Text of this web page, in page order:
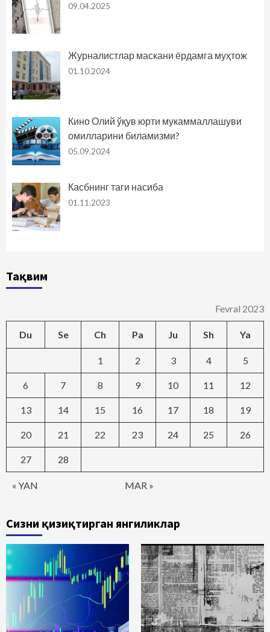
09.04.2025
Журналистлар маскани ёрдамга муҳтож
01.10.2024
Кино Олий ўқув юрти мукаммаллашуви
омилларини биламизми?
05.09.2024
Касбнинг таги насиба
01.11.2023
Тақвим
Fevral 2023
Du Se Ch Pa Ju Sh Ya
« YAN MAR »
1 2 3 4 5
6 7 8 9 10 11 12
13 14 15 16 17 18 19
20 21 22 23 24 25 26
27 28
Сизни қизиқтирган янгиликлар